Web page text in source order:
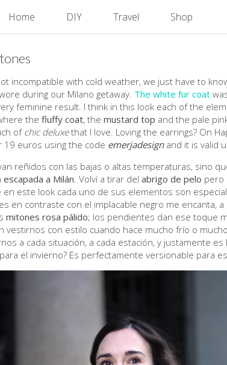
Home DIY Travel Shop
incompatible with cold weather, we just have to
during our Milano getaway. The white fur coat
feminine result. I think in this look each of the
the fluffy coat, the mustard top and the pale
of chic deluxethat I love. Loving the earrings? On
euros using the code emerjadesignand it is valid
reñidos con las bajas o altas temperaturas, sino
escapada a Milán. Volví a tirar del abrigo de pelo pero
este look cada uno de sus elementos son
en contraste con el implacable negro me encanta,
mitones rosa pálido; los pendientes dan ese toque
vestirnos con estilo cuando hace mucho frío o
a cada situación, a cada estación, y justamente
el invierno? Es perfectamente versionable para